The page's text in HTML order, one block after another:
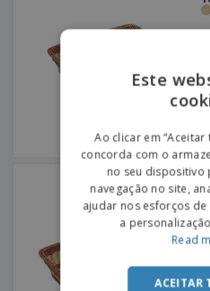
Este
Ao clicar em
concorda com o
no seu dispositivo
navegação no site,
ajudar nos esforços
a
Read
ACEITAR